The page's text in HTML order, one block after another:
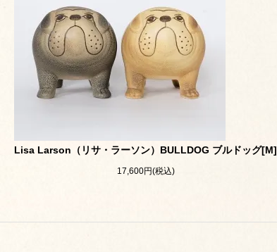
Lisa Larson（リサ・ラーソン）BULLDOG ブルドッグ[M]
17,600円(税込)